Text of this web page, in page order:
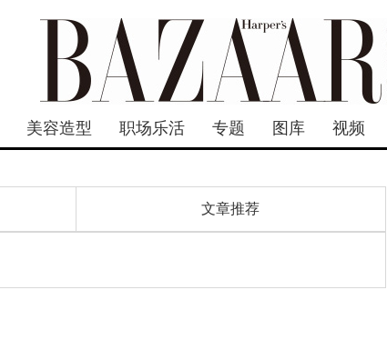
美容造型 职场乐活 专题 图库 视频
文章推荐